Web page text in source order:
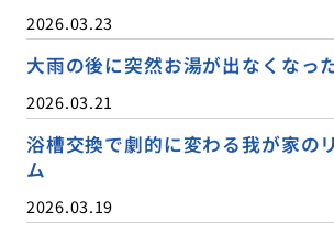
2026.03.23
大雨の後に突然お湯が出なくなっ
2026.03.21
浴槽交換で劇的に変わる我が家の
ム
2026.03.19